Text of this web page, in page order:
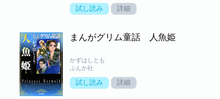
試し読み 詳細
まんがグリム童話 人魚姫
かずはしとも
ぶんか社
試し読み 詳細